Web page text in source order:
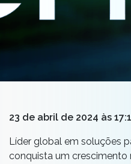
23 de abril de 2024 às
Líder global em soluções
conquista um crescimento